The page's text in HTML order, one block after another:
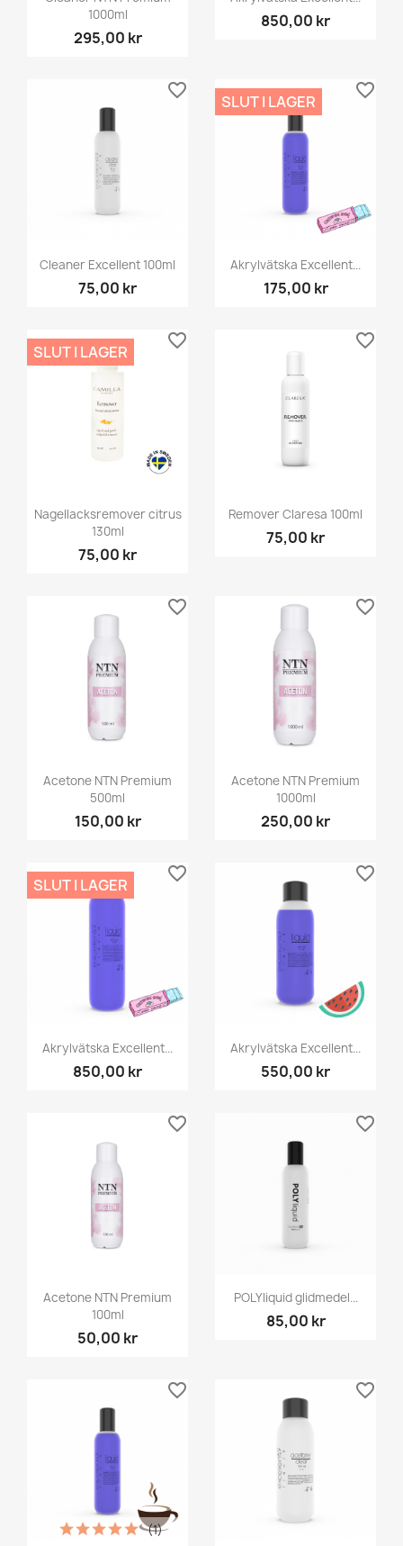
1000ml
295,00 kr
850,00 kr
Cleaner Excellent 100ml
75,00 kr
favorite_border
Akrylvätska Excellent...
175,00 kr
SLUT I LAGER
favorite_border
Nagellacksremover citrus
130ml
75,00 kr
SLUT I LAGER
favorite_border
Remover Claresa 100ml
75,00 kr
favorite_border
Acetone NTN Premium
500ml
150,00 kr
favorite_border
Acetone NTN Premium
1000ml
250,00 kr
favorite_border
Akrylvätska Excellent...
850,00 kr
SLUT I LAGER
favorite_border
Akrylvätska Excellent...
550,00 kr
favorite_border
Acetone NTN Premium
100ml
50,00 kr
favorite_border
POLYliquid glidmedel...
85,00 kr
favorite_border
(1)
favorite_border favorite_border